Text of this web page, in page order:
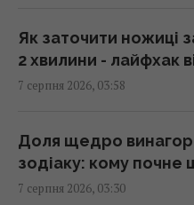
Кинджал
із позаземного
США запровадили
за співпрацю з
Як заточити ножиці
2 хвилини - лайфхак
7 серпня 2026, 03:58
Доля щедро
зодіаку: кому почне
7 серпня 2026, 03:30